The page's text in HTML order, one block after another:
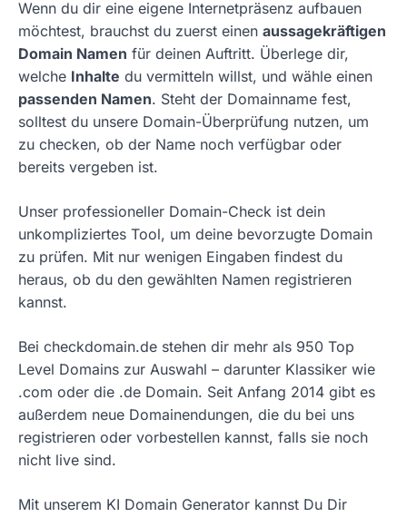
Wenn du dir eine eigene Internetpräsenz aufbauen
möchtest, brauchst du zuerst einen aussagekräftigen
Domain Namen für deinen Auftritt. Überlege dir,
welche Inhalte du vermitteln willst, und wähle einen
passenden Namen. Steht der Domainname fest,
solltest du unsere Domain-Überprüfung nutzen, um
zu checken, ob der Name noch verfügbar oder
bereits vergeben ist.
Unser professioneller Domain-Check ist dein
unkompliziertes Tool, um deine bevorzugte Domain
zu prüfen. Mit nur wenigen Eingaben findest du
heraus, ob du den gewählten Namen registrieren
kannst.
Bei checkdomain.de stehen dir mehr als 950 Top
Level Domains zur Auswahl – darunter Klassiker wie
.com oder die .de Domain. Seit Anfang 2014 gibt es
außerdem neue Domainendungen, die du bei uns
registrieren oder vorbestellen kannst, falls sie noch
nicht live sind.
Mit unserem KI Domain Generator kannst Du Dir